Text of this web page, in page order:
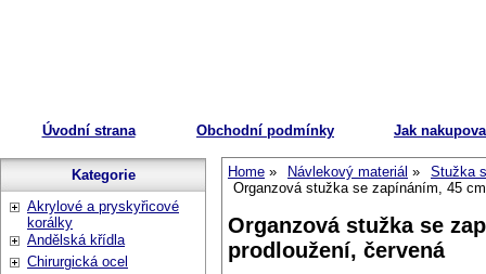
Úvodní strana Obchodní podmínky Jak
Home Návlekový materiál
Stužka
Organzová stužka se zapínáním, 45
Organzová stužka se
prodloužení, červená
Kategorie
Akrylové a pryskyřicové
korálky
Andělská křídla
Chirurgická ocel